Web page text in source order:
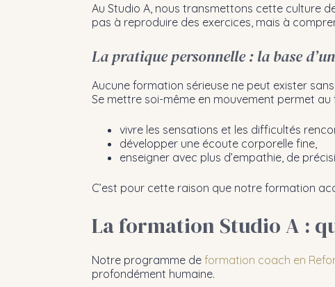
Au Studio A, nous transmettons cette culture
pas à reproduire des exercices, mais à
La pratique personnelle : la base
Aucune formation sérieuse ne peut exister
Se mettre soi-même en mouvement permet
vivre les sensations et les difficultés
développer une écoute corporelle fine,
enseigner avec plus d’empathie, de
C’est pour cette raison que notre formation
La formation Studio A :
Notre programme de formation coach en
profondément humaine.